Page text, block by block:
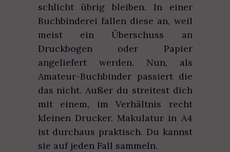
schlicht übrig bleiben. In einer
Buchbinderei fallen diese an, weil
meist ein Überschuss an
Druckbogen oder Papier
angeliefert werden. Nun, als
Amateur-Buchbinder passiert die
das nicht. Außer du streitest dich
mit einem, im Verhältnis recht
kleinen Drucker. Makulatur in A4
ist durchaus praktisch. Du kannst
sie auf jeden Fall sammeln.